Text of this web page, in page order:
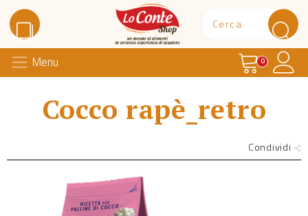
Lo Conte Shop
Menu Carrello
0
Cocco rapè_retro
Condividi